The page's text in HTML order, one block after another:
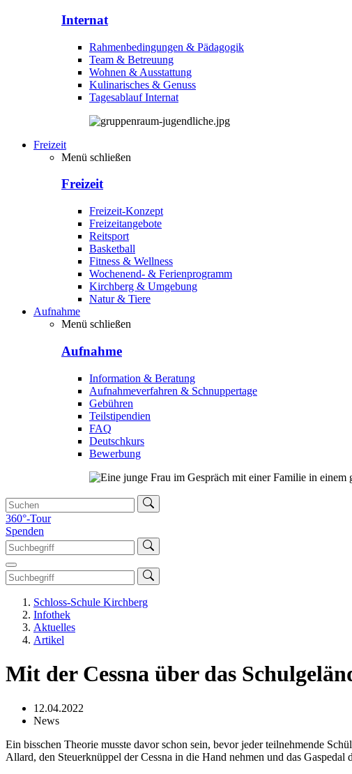
Internat
Rahmenbedingungen & Pädagogik
Team & Betreuung
Wohnen & Ausstattung
Kulinarisches & Genuss
Tagesablauf Internat
Freizeit
Menü schließen
Freizeit
Freizeit-Konzept
Freizeitangebote
Reitsport
Basketball
Fitness & Wellness
Wochenend- & Ferienprogramm
Kirchberg & Umgebung
Natur & Tiere
Aufnahme
Menü schließen
Aufnahme
Information & Beratung
Aufnahmeverfahren & Schnuppertage
Gebühren
Teilstipendien
FAQ
Deutschkurs
Bewerbung
360°-Tour
Spenden
Schloss-Schule Kirchberg
Infothek
Aktuelles
Artikel
Mit der Cessna über das
12.04.2022
News
Ein bisschen Theorie musste davor schon sein, bevor jeder teilnehmende
Allard, den Steuerknüppel der Cessna in die Hand nehmen und das Gaspedal